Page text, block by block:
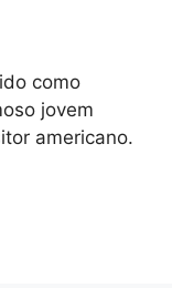
como
jovem
americano.